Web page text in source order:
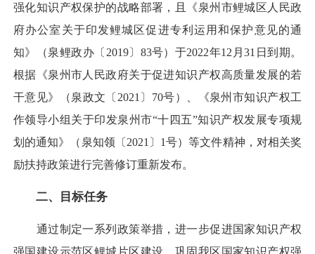
强化知识产权保护的战略部署，且《泉州市鲤城区人民政
府办公室关于印发鲤城区促进专利运用和保护意见的通
知》（泉鲤政办〔2019〕83号）于2022年12月31日到期。
根据《泉州市人民政府关于促进知识产权高质量发展的若
干意见》（泉政文〔2021〕70号）、《泉州市知识产权工
作领导小组关于印发泉州市“十四五”知识产权发展专项规
划的通知》（泉知领〔2021〕1号）等文件精神，对相关奖
励扶持政策进行完善修订重新发布。
二、目标任务
通过制定一系列政策举措，进一步促进国家知识产权